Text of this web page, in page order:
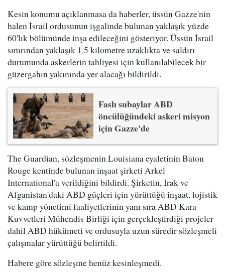
Kesin konumu açıklanmasa da haberler, üssün Gazze'nin
halen İsrail ordusunun işgalinde bulunan yaklaşık yüzde
60'lık bölümünde inşa edileceğini gösteriyor. Üssün İsrail
sınırından yaklaşık 1.5 kilometre uzaklıkta ve saldırı
durumunda askerlerin tahliyesi için kullanılabilecek bir
güzergahın yakınında yer alacağı bildirildi.
Faslı subaylar ABD
öncülüğündeki askeri misyon
için Gazze'de
The Guardian, sözleşmenin Louisiana eyaletinin Baton
Rouge kentinde bulunan inşaat şirketi Arkel
International'a verildiğini bildirdi. Şirketin, Irak ve
Afganistan'daki ABD güçleri için yürüttüğü inşaat, lojistik
ve kamp yönetimi faaliyetlerinin yanı sıra ABD Kara
Kuvvetleri Mühendis Birliği için gerçekleştirdiği projeler
dahil ABD hükümeti ve ordusuyla uzun süredir sözleşmeli
çalışmalar yürüttüğü belirtildi.
Habere göre sözleşme henüz kesinleşmedi.